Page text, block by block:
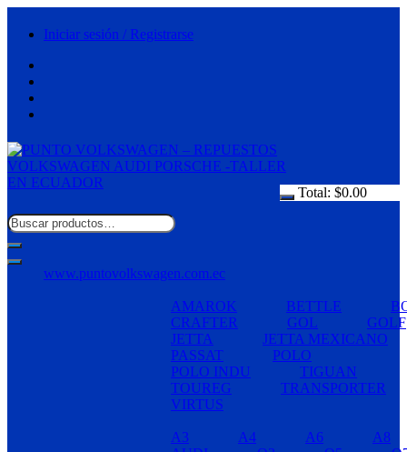
Iniciar sesión / Registrarse
Total: $0.00
www.puntovolkswagen.com.ec
AMAROK BETTLE
CRAFTER
GOL
GOLF
JETTA
JETTA MEXICANO
PASSAT
POLO
POLO INDU
TIGUAN
TOUREG
TRANSPORTER
VIRTUS
A3 A4 A6
A8